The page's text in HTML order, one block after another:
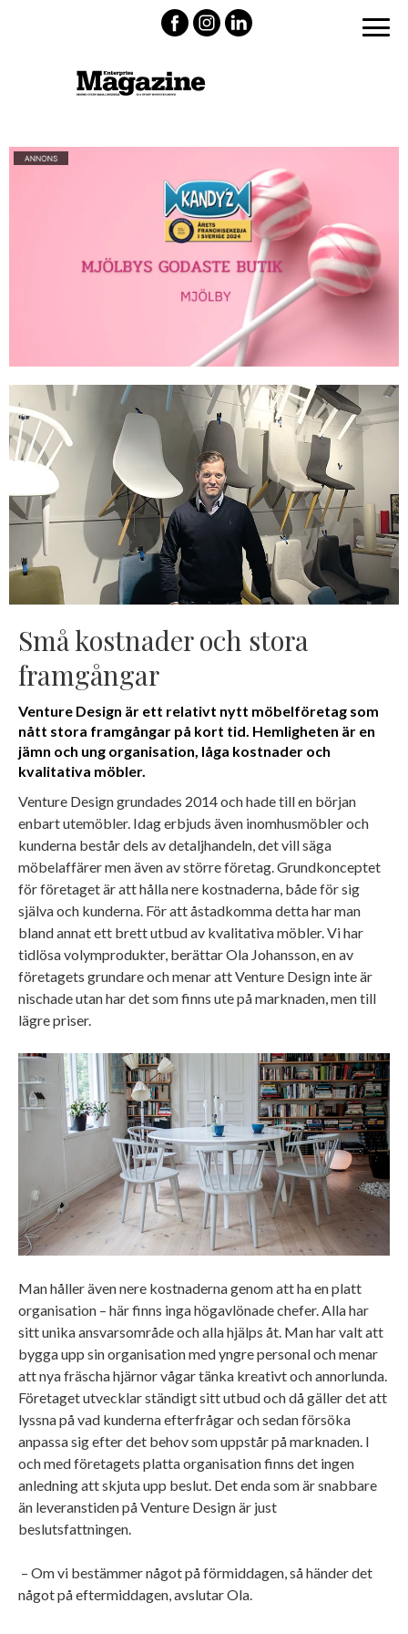
Små kostnader och stora
framgångar
Venture Design är ett relativt nytt möbelföretag som
nått stora framgångar på kort tid. Hemligheten är en
jämn och ung organisation, låga kostnader och
kvalitativa möbler.
Venture Design grundades 2014 och hade till en början
enbart utemöbler. Idag erbjuds även inomhusmöbler och
kunderna består dels av detaljhandeln, det vill säga
möbelaffärer men även av större företag. Grundkonceptet
för företaget är att hålla nere kostnaderna, både för sig
själva och kunderna. För att åstadkomma detta har man
bland annat ett brett utbud av kvalitativa möbler. Vi har
tidlösa volymprodukter, berättar Ola Johansson, en av
företagets grundare och menar att Venture Design inte är
nischade utan har det som finns ute på marknaden, men till
lägre priser.
Man håller även nere kostnaderna genom att ha en platt
organisation – här finns inga högavlönade chefer. Alla har
sitt unika ansvarsområde och alla hjälps åt. Man har valt att
bygga upp sin organisation med yngre personal och menar
att nya fräscha hjärnor vågar tänka kreativt och annorlunda.
Företaget utvecklar ständigt sitt utbud och då gäller det att
lyssna på vad kunderna efterfrågar och sedan försöka
anpassa sig efter det behov som uppstår på marknaden. I
och med företagets platta organisation finns det ingen
anledning att skjuta upp beslut. Det enda som är snabbare
än leveranstiden på Venture Design är just
beslutsfattningen.
– Om vi bestämmer något på förmiddagen, så händer det
något på eftermiddagen, avslutar Ola.